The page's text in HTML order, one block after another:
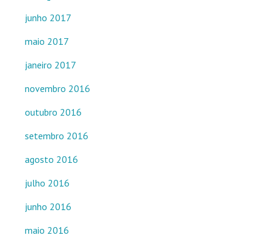
junho 2017
maio 2017
janeiro 2017
novembro 2016
outubro 2016
setembro 2016
agosto 2016
julho 2016
junho 2016
maio 2016